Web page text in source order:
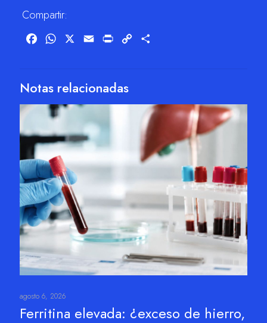
Compartir:
FacebookWhatsApp Email Print
Copy
Notas relacionadas
agosto 6, 2026
Ferritina elevada: ¿exceso de hierro,